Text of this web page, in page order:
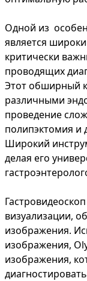
Одной из
является
критически
проводящих
Этот обширный
различными
проведение
полипэктомия и
Широкий
делая его
визуализации,
изображения.
изображения,
изображения,